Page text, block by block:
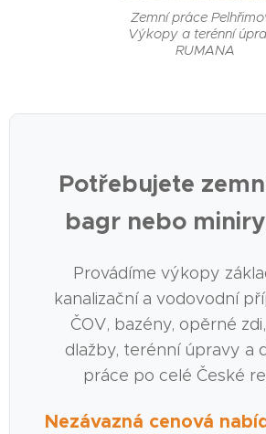
Zemní práce
Výkopy a terénní
RUMANA
Potřebujete
bagr nebo
Provádíme výkopy
kanalizační a vodovodní
ČOV, bazény, opěrné
dlažby, terénní úpravy a
práce po celé České
Nezávazná cenová